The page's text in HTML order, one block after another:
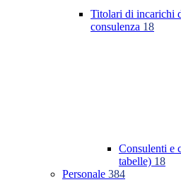
Titolari di incarichi
consulenza 18
Consulenti e
tabelle) 18
Personale 384